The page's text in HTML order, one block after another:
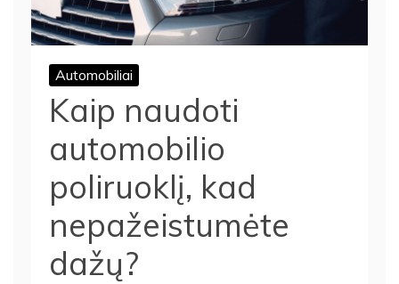
Automobiliai
Kaip naudoti
automobilio
poliruoklį, kad
nepažeistumėte
dažų?